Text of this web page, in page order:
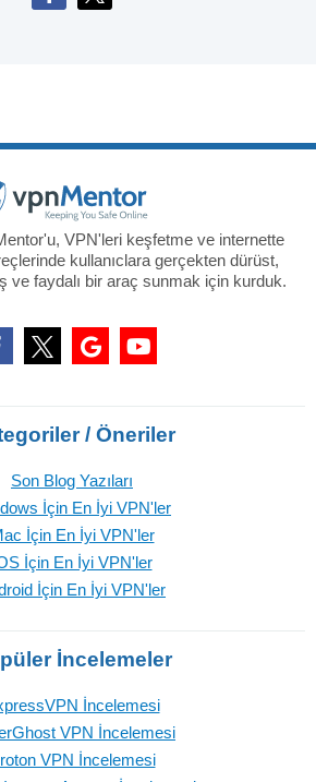
VPN'leri keşfetme ve internette
kullanıclara gerçekten dürüst,
ve faydalı bir araç sunmak için kurduk.
/ Öneriler
Son Blog Yazıları
İçin En İyi VPN'ler
İçin En İyi VPN'ler
İçin En İyi VPN'ler
İçin En İyi VPN'ler
İncelemeler
İncelemesi
VPN İncelemesi
VPN İncelemesi